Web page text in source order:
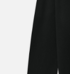
お知らせ